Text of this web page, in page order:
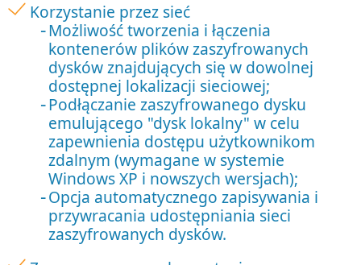
Korzystanie przez sieć
Możliwość tworzenia i łączenia
kontenerów plików zaszyfrowanych
dysków znajdujących się w dowolnej
dostępnej lokalizacji sieciowej;
Podłączanie zaszyfrowanego dysku
emulującego "dysk lokalny" w celu
zapewnienia dostępu użytkownikom
zdalnym (wymagane w systemie
Windows XP i nowszych wersjach);
Opcja automatycznego zapisywania i
przywracania udostępniania sieci
zaszyfrowanych dysków.